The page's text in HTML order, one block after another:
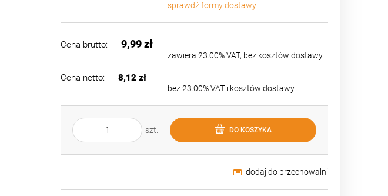
Cena nie zawiera ewentualnych kosztów
sprawdź formy dostawy
Cena brutto: 9,99 zł
zawiera 23.00% VAT, bez kosztów dostawy
Cena netto: 8,12 zł
bez 23.00% VAT i kosztów dostawy
szt. DO KOSZYKA
dodaj do przechowalni